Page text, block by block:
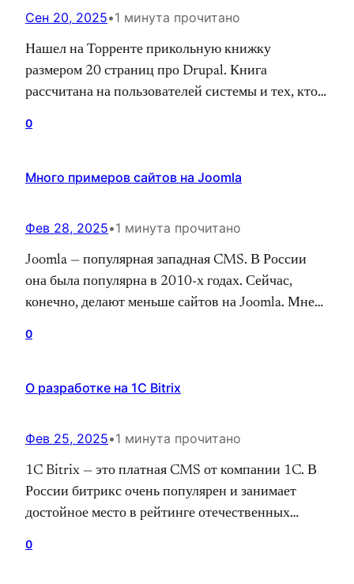
Сен 20, 2025•1 минута прочитано
Нашел на Торренте прикольную книжку
размером 20 страниц про Drupal. Книга
рассчитана на пользователей системы и тех, кто
SEO, продвинул и оптимизировал более 200
программированием и также занимаюсь
0
Много примеров сайтов на Joomla
Фев 28, 2025•1 минута прочитано
Joomla — популярная западная CMS. В России
она была популярна в 2010-х годах. Сейчас,
конечно, делают меньше сайтов на Joomla. Мне
посвящены разработке на Joomla с портфолио.
0
О разработке на 1C Bitrix
Фев 25, 2025•1 минута прочитано
1C Bitrix — это платная CMS от компании 1C. В
России битрикс очень популярен и занимает
достойное место в рейтинге отечественных
0